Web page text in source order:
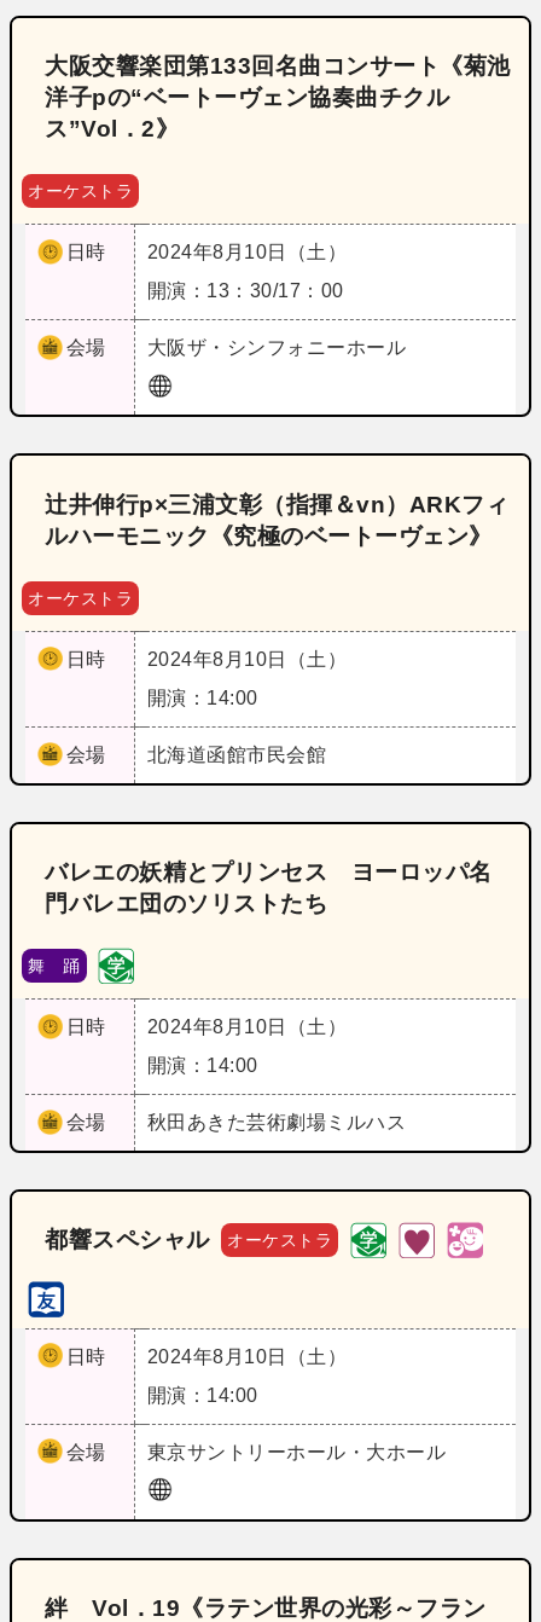
大阪交響楽団第133回名曲コンサート《菊池
洋子pの“ベートーヴェン協奏曲チクル
ス”Vol．2》
オーケストラ
日時
2024年8月10日（土）
開演：13：30/17：00
会場 大阪ザ・シンフォニーホール
辻井伸行p×三浦文彰（指揮＆vn）ARKフィ
ルハーモニック《究極のベートーヴェン》
オーケストラ
日時
2024年8月10日（土）
開演：14:00
会場 北海道函館市民会館
バレエの妖精とプリンセス ヨーロッパ名
門バレエ団のソリストたち
舞 踊
日時
2024年8月10日（土）
開演：14:00
会場 秋田 あきた芸術劇場ミルハス
都響スペシャル オーケストラ
日時
2024年8月10日（土）
開演：14:00
会場 東京サントリーホール・大ホール
絆 Vol．19《ラテン世界の光彩～フラン